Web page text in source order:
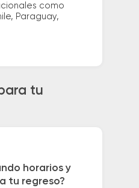
como
Paraguay,
tu
horarios y
tu regreso?